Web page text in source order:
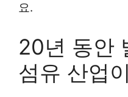
요.
20년 동안
섬유 산업